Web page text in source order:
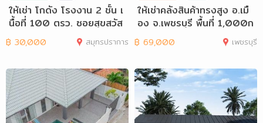
ให้เช่า โกดัง โรงงาน 2 ชั้น เ
นื้อที่ 100 ตรว. ซอยสุขสวัส
ดิ์
฿ 30,000 สมุทรปราการ
ให้เช่าคลังสินค้าทรงสูง อ.เมื
อง จ.เพชรบุรี พื้นที่ 1,000ก
ว่า
฿ 69,000 เพชรบุรี